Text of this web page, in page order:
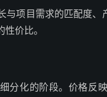
与项目需求的匹配度
价比。
分化的阶段。价格反